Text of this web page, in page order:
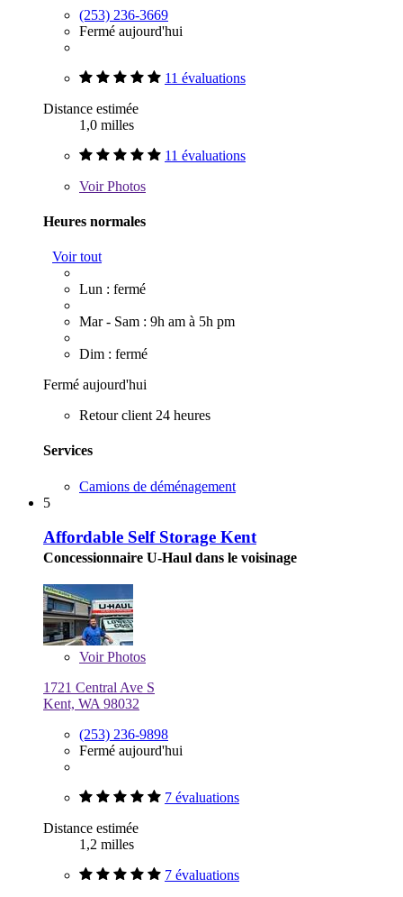
(253) 236-3669
Fermé aujourd'hui
11 évaluations
Distance estimée
1,0 milles
11 évaluations
VoirPhotos
Heures normales
Voir tout
Lun : fermé
Mar - Sam : 9h am à 5h pm
Dim : fermé
Fermé aujourd'hui
Retour client 24 heures
Services
Camions de déménagement
5
Affordable Self Storage Kent
Concessionnaire U-Haul dans le voisinage
VoirPhotos
1721 Central Ave S
Kent, WA 98032
(253) 236-9898
Fermé aujourd'hui
7 évaluations
Distance estimée
1,2 milles
7 évaluations